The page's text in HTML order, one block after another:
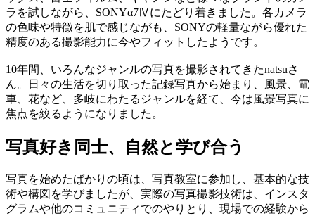
ラを試しながら、SONYα7Ⅳにたどり着きました。各カメラ
の色味や特徴を肌で感じながも、SONYの軽量ながら優れた
精度のある撮影能力に今やフィットしたようです。
10年間、いろんなジャンルの写真を撮影されてきたnatsuさ
ん。日々の生活を切り取った記録写真から始まり、風景、電
車、花など、多岐にわたるジャンルを経て、今は風景写真に
焦点を絞るようになりました。
写真好き同士、自然と学び合う
写真を始めたばかりの頃は、写真教室に参加し、基本的な技
術や構図を学びましたが、実際の写真撮影技術は、インスタ
グラムや他のコミュニティでのやりとり、現場での経験から